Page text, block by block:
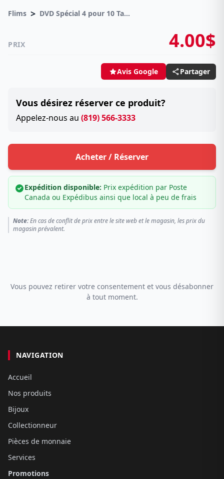
Flims > DVD Spécial 4 pour 10 Taxes incluses sur -4.00$
PRIX 4.00$
Avis Google Partager
Vous désirez réserver ce produit?
Appelez-nous au (819) 566-3333
Acheter / Réserver
Expédition disponible: Prix expédition par Poste
Canada ou Expédibus ainsi que local à peu de frais
Note:En cas de conflit de prix entre le site web et le magasin, les prix du
magasin prévalent.
Vous pouvez retirer votre consentement et vous désabonner
à tout moment.
NAVIGATION
Accueil
Nos produits
Bijoux
Collectionneur
Pièces de monnaie
Services
Promotions